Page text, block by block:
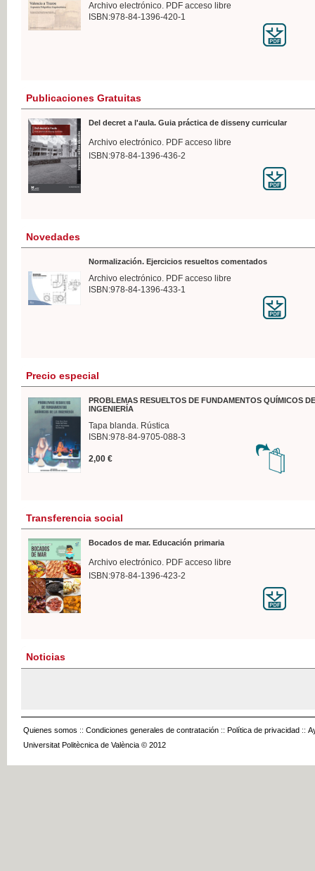
Archivo electrónico. PDF acceso libre
ISBN:978-84-1396-420-1
Publicaciones Gratuitas
Del decret a l'aula. Guia práctica de disseny curricular
Archivo electrónico. PDF acceso libre
ISBN:978-84-1396-436-2
Novedades
Normalización. Ejercicios resueltos comentados
Archivo electrónico. PDF acceso libre
ISBN:978-84-1396-433-1
Precio especial
PROBLEMAS RESUELTOS DE FUNDAMENTOS QUÍMICOS
INGENIERÍA
Tapa blanda. Rústica
ISBN:978-84-9705-088-3
2,00 €
Transferencia social
Bocados de mar. Educación primaria
Archivo electrónico. PDF acceso libre
ISBN:978-84-1396-423-2
Noticias
Quienes somos :: Condiciones generales de contratación :: Política de privacidad ::
Universitat Politècnica de València © 2012